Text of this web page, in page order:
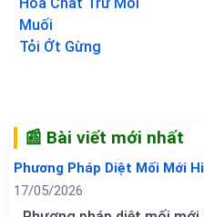
Muối
Tỏi Ớt Gừng
📰 Bài viết mới nhất
Phương Pháp Diệt Mối Mới
17/05/2026